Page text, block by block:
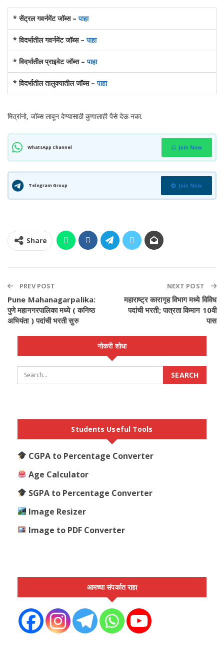
* सेंट्रल गवर्नमेंट जॉब्स –पाहा
* विदर्भातील गवर्नमेंट जॉब्स –पाहा
* विदर्भातील प्राइवेट जॉब्स –पाहा
* विदर्भातील तालुक्यातील जॉब्स –पाहा
मित्रांनो, जॉब्स लावून देण्यासाठी कुणालाही पैसे देऊ नका.
WhatsApp Channel Join Now
Telegram Group Join Now
Share
PREV POST
Pune Mahanagarpalika:
पुणे महानगरपालिका मध्ये ( कनिष्ठ
अभियंता ) पदांची भरती सुरु
NEXT POST
महाराष्ट्र कारागृह विभाग मध्ये विविध
पदांची भरती; पात्रता किमान 10वी
पास
नोकरी शोधा
Students Useful Tools
CGPA to Percentage Converter
Age Calculator
SGPA to Percentage Converter
Image Resizer
Image to PDF Converter
आमच्या संपर्कात राहा